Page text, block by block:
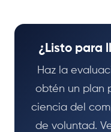
¿Listo para
Haz la
obtén un plan
ciencia del
de voluntad.